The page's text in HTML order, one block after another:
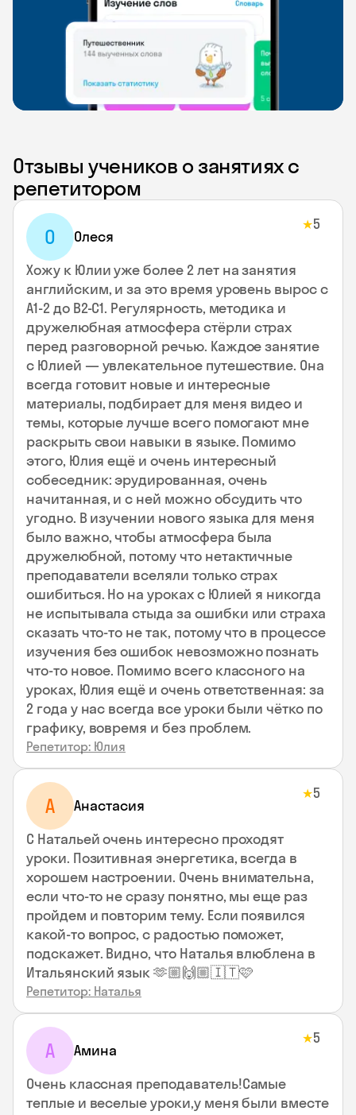
Отзывы учеников о занятиях с
репетитором
О Олеся
★5
Хожу к Юлии уже более 2 лет на занятия
английским, и за это время уровень вырос с
А1-2 до В2-С1. Регулярность, методика и
дружелюбная атмосфера стёрли страх
перед разговорной речью. Каждое занятие
с Юлией — увлекательное путешествие. Она
всегда готовит новые и интересные
материалы, подбирает для меня видео и
темы, которые лучше всего помогают мне
раскрыть свои навыки в языке. Помимо
этого, Юлия ещё и очень интересный
собеседник: эрудированная, очень
начитанная, и с ней можно обсудить что
угодно. В изучении нового языка для меня
было важно, чтобы атмосфера была
дружелюбной, потому что нетактичные
преподаватели вселяли только страх
ошибиться. Но на уроках с Юлией я никогда
не испытывала стыда за ошибки или страха
сказать что-то не так, потому что в процессе
изучения без ошибок невозможно познать
что-то новое. Помимо всего классного на
уроках, Юлия ещё и очень ответственная: за
2 года у нас всегда все уроки были чётко по
графику, вовремя и без проблем.
Репетитор: Юлия
А Анастасия
★5
С Натальей очень интересно проходят
уроки. Позитивная энергетика, всегда в
хорошем настроении. Очень внимательна,
если что-то не сразу понятно, мы еще раз
пройдем и повторим тему. Если появился
какой-то вопрос, с радостью поможет,
подскажет. Видно, что Наталья влюблена в
Итальянский язык 🫶🏼🙌🏼🇮🇹🩷
Репетитор: Наталья
А Амина
★5
Очень классная преподаватель!Самые
теплые и веселые уроки,у меня были вместе